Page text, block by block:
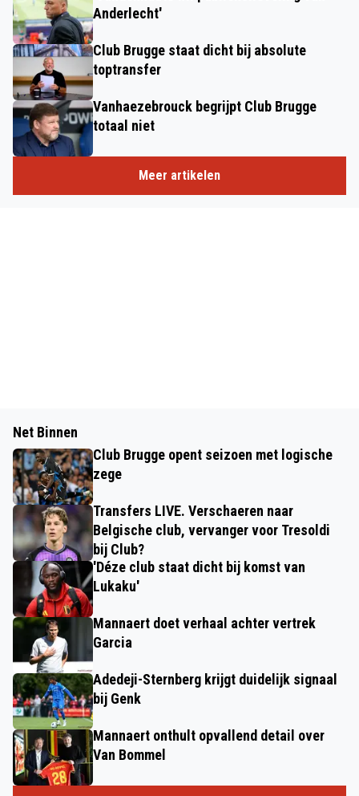
Anderlecht'
Club Brugge staat dicht bij absolute
toptransfer
Vanhaezebrouck begrijpt Club Brugge
totaal niet
Meer artikelen
Net Binnen
Club Brugge opent seizoen met logische
zege
Transfers LIVE. Verschaeren naar
Belgische club, vervanger voor Tresoldi
bij Club?
'Déze club staat dicht bij komst van
Lukaku'
Mannaert doet verhaal achter vertrek
Garcia
Adedeji-Sternberg krijgt duidelijk signaal
bij Genk
Mannaert onthult opvallend detail over
Van Bommel